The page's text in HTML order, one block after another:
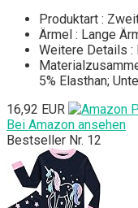
Produktart :
Ärmel : Lange
Weitere Details :
5% Elasthan;
16,92 EUR
Bei Amazon ansehen
Bestseller Nr. 12